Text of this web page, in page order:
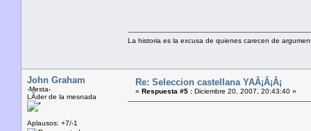
La historia es la excusa de quienes carecen de
John Graham
-Mesta-
LÃ­der de la mesnada
Aplausos: +7/-1
Re: Seleccion castellana YAÂ¡Â¡Â¡
« Respuesta #5 : Diciembre 20, 2007, 20:43:40 »